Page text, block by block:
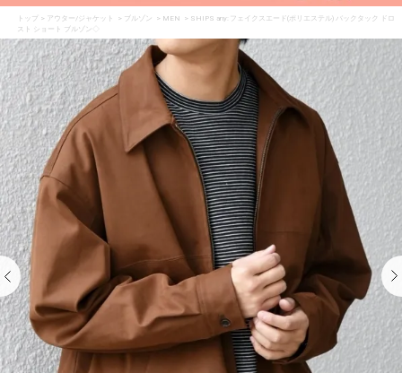
トップ > アウター/ジャケット > ブルゾン > MEN > SHIPS any: フェイクスエード(ポリエステル) バックタック ドロ
スト ショート ブルゾン◇